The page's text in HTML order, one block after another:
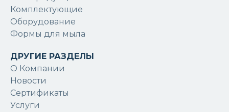
Комплектующие
Оборудование
Формы для мыла
ДРУГИЕ РАЗДЕЛЫ
О Компании
Новости
Сертификаты
Услуги